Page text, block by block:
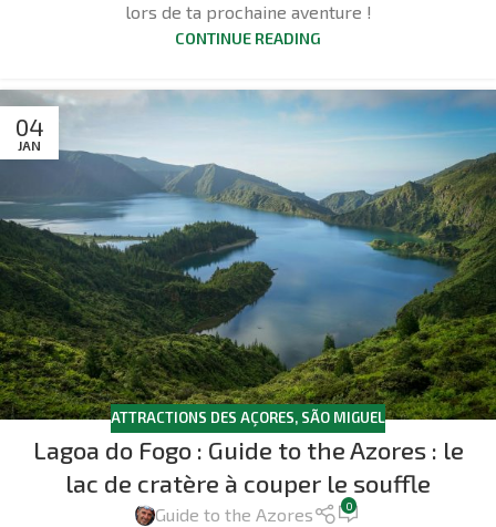
lors de ta prochaine aventure !
CONTINUE READING
04
JAN
ATTRACTIONS DES AÇORES, SÃO MIGUEL
Lagoa do Fogo : Guide to the Azores : le
lac de cratère à couper le souffle
Guide to the Azores 0